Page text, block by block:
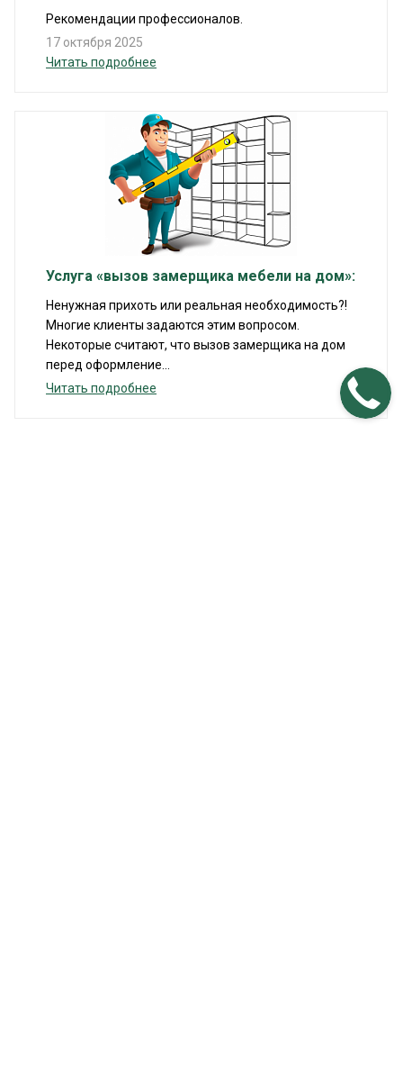
Рекомендации профессионалов.
17 октября 2025
Читать подробнее
Услуга «вызов замерщика мебели на дом»:
Ненужная прихоть или реальная необходимость?!
Многие клиенты задаются этим вопросом.
Некоторые считают, что вызов замерщика на дом
перед оформление...
Читать подробнее